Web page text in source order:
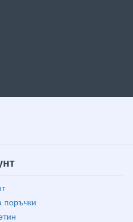
поръчки